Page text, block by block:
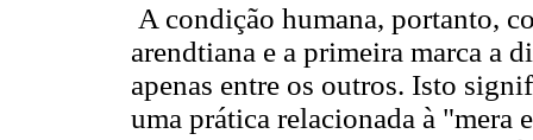
A condição humana, portanto,
arendtiana e a primeira marca a
apenas entre os outros. Isto
uma prática relacionada à